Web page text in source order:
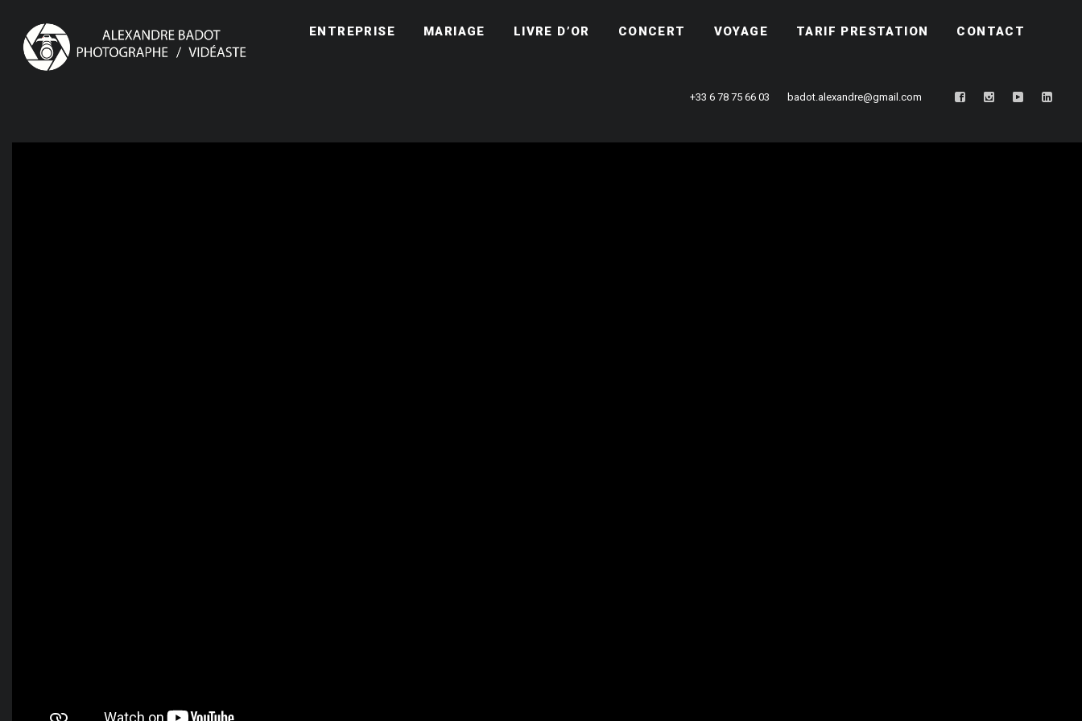
ENTREPRISE MARIAGE LIVRE D’OR CONCERT VOYAGE TARIF PRESTATION CONTACT
badot.alexandre@gmail.com
+33 6 78 75 66 03